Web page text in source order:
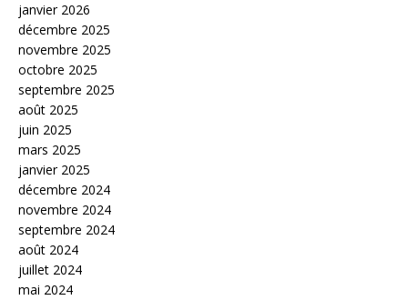
janvier 2026
décembre 2025
novembre 2025
octobre 2025
septembre 2025
août 2025
juin 2025
mars 2025
janvier 2025
décembre 2024
novembre 2024
septembre 2024
août 2024
juillet 2024
mai 2024